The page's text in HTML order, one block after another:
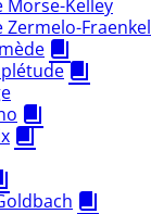
Kelley
Fraenkel